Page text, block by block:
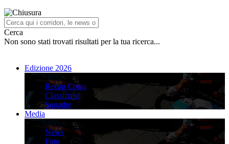
Cerca
Non sono stati trovati risultati per la tua ricerca...
Edizione 2026
Edizione 2026
Recap Corsa
Classifiche
Squadre
Media
Media
News
Foto